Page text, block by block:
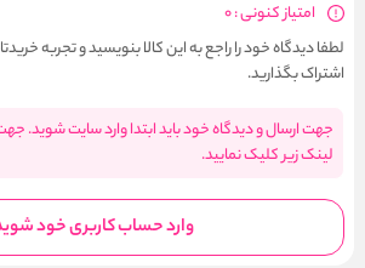
امتیاز کنونی : 0
لطفا دیدگاه خود را راجع به این کالا بنویسید و تجربه
اشتراک بگذارید.
جهت ارسال و دیدگاه خود باید ابتدا وارد سایت شوید.
لینک زیر کلیک نمایید.
وارد حساب کاربری خود